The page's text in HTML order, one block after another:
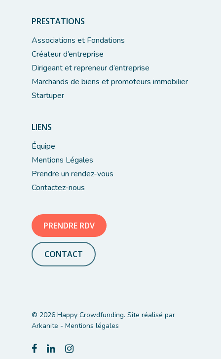
PRESTATIONS
Associations et Fondations
Créateur d’entreprise
Dirigeant et repreneur d’entreprise
Marchands de biens et promoteurs immobilier
Startuper
LIENS
Équipe
Mentions Légales
Prendre un rendez-vous
Contactez-nous
PRENDRE RDV
CONTACT
© 2026 Happy Crowdfunding. Site réalisé par
Arkanite - Mentions légales
facebooklinkedininstagram